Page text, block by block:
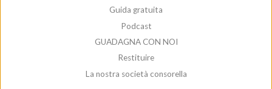
Guida gratuita
Podcast
GUADAGNA CON NOI
Restituire
La nostra società consorella